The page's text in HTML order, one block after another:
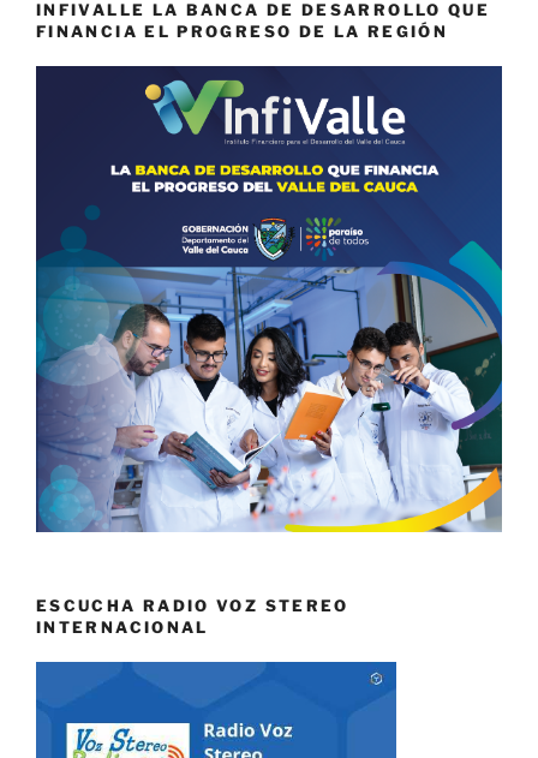
INFIVALLE LA BANCA DE DESARROLLO QUE
FINANCIA EL PROGRESO DE LA REGIÓN
ESCUCHA RADIO VOZ STEREO
INTERNACIONAL